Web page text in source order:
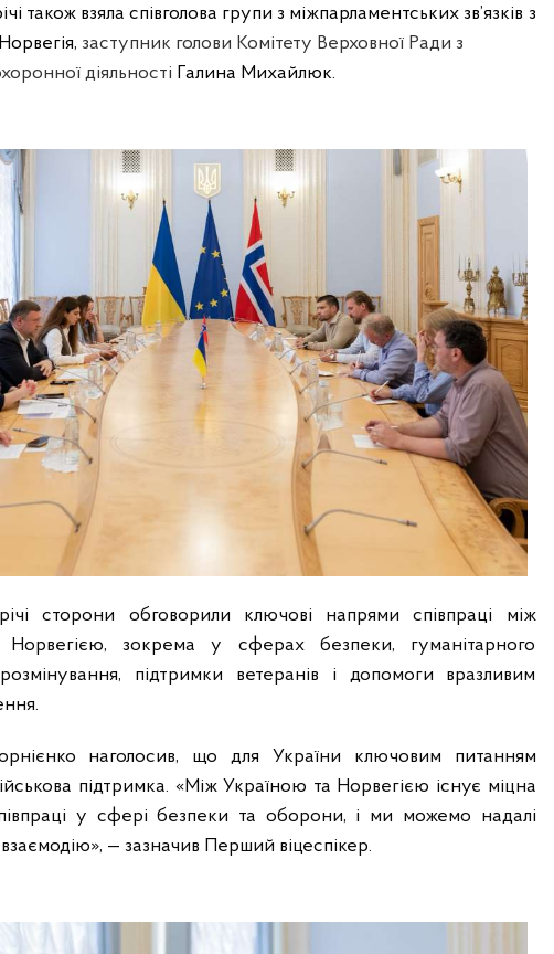
також взяла співголова групи з міжпарламентських зв’язків з
заступник голови Комітету Верховної Ради з
діяльності Галина Михайлюк.
сторони обговорили ключові напрями співпраці між
зокрема у сферах безпеки, гуманітарного
підтримки ветеранів і допомоги вразливим
наголосив, що для України ключовим питанням
підтримка. «Між Україною та Норвегією існує міцна
у сфері безпеки та оборони, і ми можемо надалі
— зазначив Перший віцеспікер.